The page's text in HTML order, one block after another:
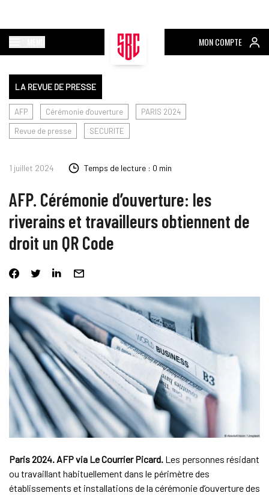
MON COMPTE
LA REVUE DE PRESSE
AFP Cérémonie d'ouverture
PARIS 2024
Revue de presse
SECURITE
1 juillet 2024 Temps de lecture : 0 min
AFP. Cérémonie d’ouverture: les
riverains et travailleurs obtiennent de
droit un QR Code
Paris 2024. AFP via Le Courrier Picard.Les personnes résidant
ou travaillant habituellement dans le périmètre des
établissements et installations de la cérémonie d’ouverture des